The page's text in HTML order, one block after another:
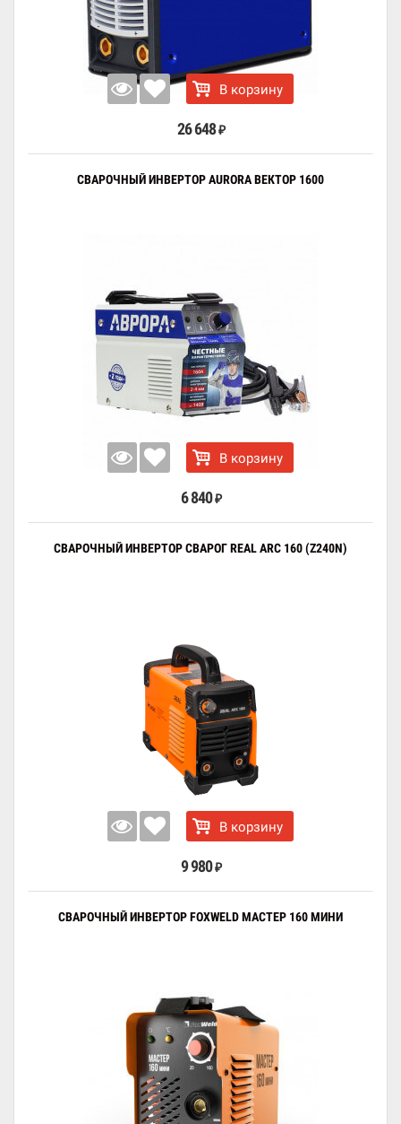
В корзину
26 648 ₽
СВАРОЧНЫЙ ИНВЕРТОР AURORA ВЕКТОР 1600
В корзину
6 840 ₽
СВАРОЧНЫЙ ИНВЕРТОР СВАРОГ REAL ARC 160 (Z240N)
В корзину
9 980 ₽
СВАРОЧНЫЙ ИНВЕРТОР FOXWELD МАСТЕР 160 МИНИ